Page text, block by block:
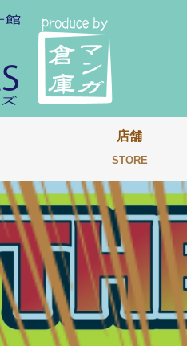
店舗
STORE